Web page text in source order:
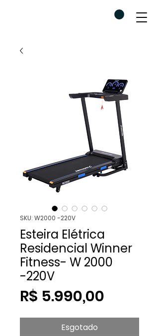
SKU: W2000 -220V
Esteira Elétrica
Residencial Winner
Fitness- W 2000
-220V
R$ 5.990,00
Esgotado